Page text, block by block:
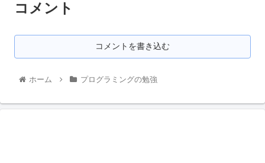
コメント
コメントを書き込む
ホーム プログラミングの勉強